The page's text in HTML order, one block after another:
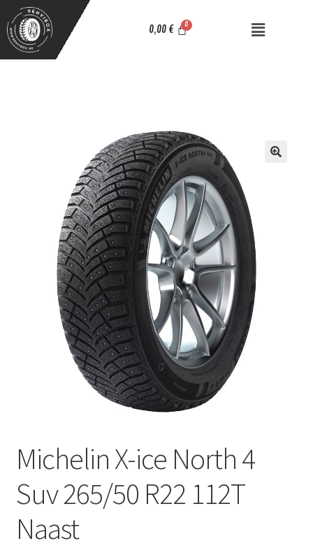
0,00 €
Michelin X-ice North 4
Suv 265/50 R22 112T
Naast